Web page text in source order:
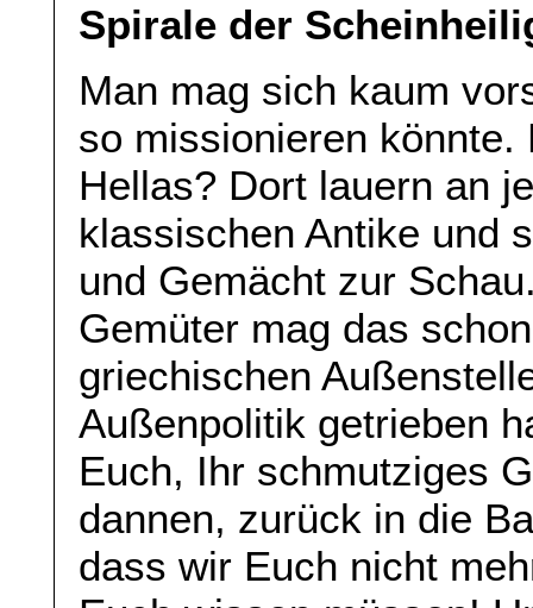
Spirale der
Man mag sich kaum
so missionieren
Hellas? Dort lauern an
klassischen Antike und
und Gemächt zur
Gemüter mag das
griechischen
Außenpolitik getrieben
Euch, Ihr schmutziges
dannen, zurück in die
dass wir Euch nicht